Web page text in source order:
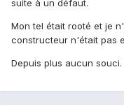
suite à un défaut.
Mon tel était rooté et je
constructeur n'était pas
Depuis plus aucun souci.